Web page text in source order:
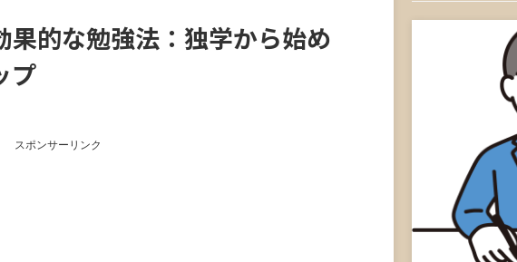
果的な勉強法：独学から始め
プ
スポンサーリンク